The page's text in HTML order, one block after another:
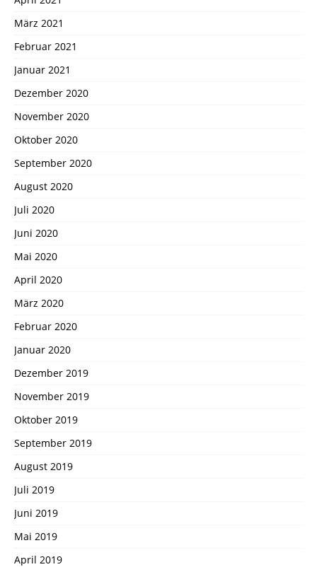
März 2021
Februar 2021
Januar 2021
Dezember 2020
November 2020
Oktober 2020
September 2020
August 2020
Juli 2020
Juni 2020
Mai 2020
April 2020
März 2020
Februar 2020
Januar 2020
Dezember 2019
November 2019
Oktober 2019
September 2019
August 2019
Juli 2019
Juni 2019
Mai 2019
April 2019